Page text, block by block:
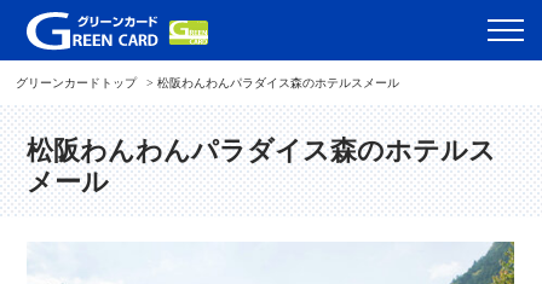
グリーンカードトップ 松阪わんわんパラダイス森のホテルスメール
松阪わんわんパラダイス森のホテルス
メール